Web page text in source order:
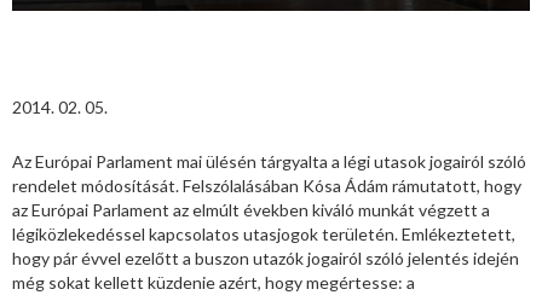
2014. 02. 05.
Az Európai Parlament mai ülésén tárgyalta a légi utasok jogairól szóló
rendelet módosítását. Felszólalásában Kósa Ádám rámutatott, hogy
az Európai Parlament az elmúlt években kiváló munkát végzett a
légiközlekedéssel kapcsolatos utasjogok területén. Emlékeztetett,
hogy pár évvel ezelőtt a buszon utazók jogairól szóló jelentés idején
még sokat kellett küzdenie azért, hogy megértesse: a